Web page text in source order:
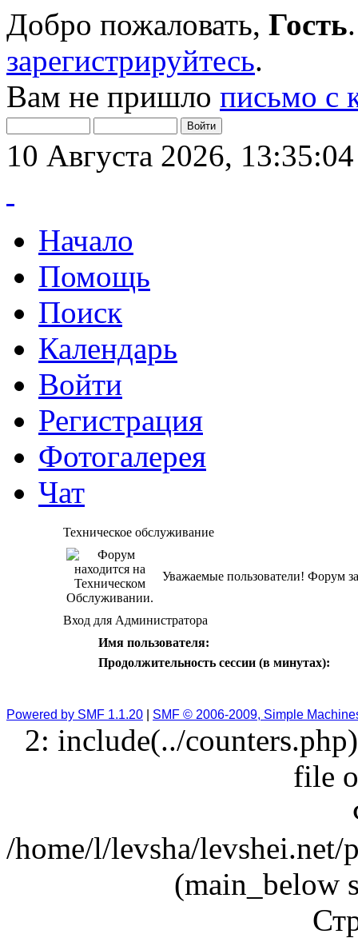
Добро пожаловать, Гость
зарегистрируйтесь.
Вам не пришло письмо с
10 Августа 2026, 13:35:04
Начало
Помощь
Поиск
Календарь
Войти
Регистрация
Фотогалерея
Чат
Техническое обслуживание
Уважаемые пользователи! Форум
Вход для Администратора
Имя пользователя:
Продолжительность сессии (в минутах):
Powered by SMF 1.1.20 SMF © 2006-2009, Simple
2: include(../
file
/home/l/levsha/
(main_below